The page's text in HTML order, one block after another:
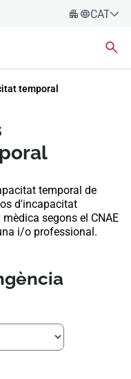
CATALÀ
Español
temporal
temporal de
d'incapacitat
segons el CNAE
i/o professional.